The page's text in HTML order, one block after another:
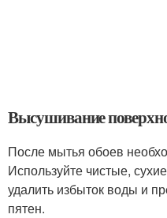
Высушивание
После мытья обоев
Используйте чистые,
удалить избыток воды и
пятен.